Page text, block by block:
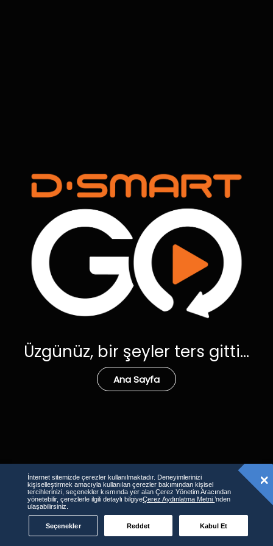
Üzgünüz, bir şeyler ters gitti...
Ana Sayfa
İnternet sitemizde çerezler kullanılmaktadır. Deneyimlerinizi
kişiselleştirmek amacıyla kullanılan çerezler bakımından kişisel
tercihlerinizi, seçenekler kısmında yer alan Çerez Yönetim Aracından
yönetebilir, çerezlerle ilgili detaylı bilgiyeÇerez Aydınlatma Metni’nden
ulaşabilirsiniz.
Seçenekler Reddet Kabul Et